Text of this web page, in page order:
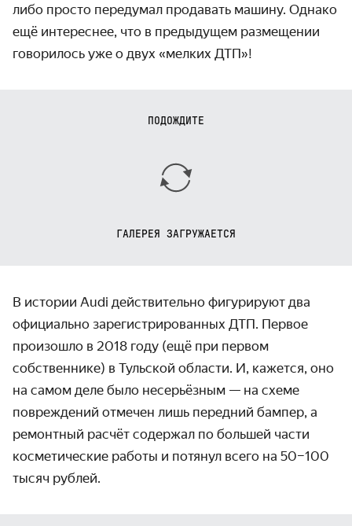
либо просто передумал продавать машину. Однако
ещё интереснее, что в предыдущем размещении
говорилось уже о двух «мелких ДТП»!
ПОДОЖДИТЕ
ГАЛЕРЕЯ ЗАГРУЖАЕТСЯ
В истории Audi действительно фигурируют два
официально зарегистрированных ДТП. Первое
произошло в 2018 году (ещё при первом
собственнике) в Тульской области. И, кажется, оно
на самом деле было несерьёзным — на схеме
повреждений отмечен лишь передний бампер, а
ремонтный расчёт содержал по большей части
косметические работы и потянул всего на 50–100
тысяч рублей.